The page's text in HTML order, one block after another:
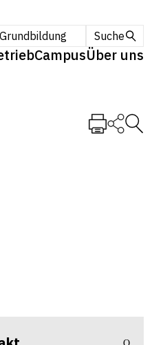
Grundbildung Suche
CampusÜber uns